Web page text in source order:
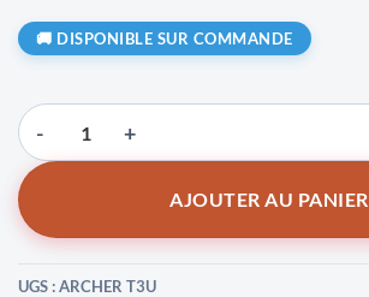
DISPONIBLE SUR COMMANDE
quantité de TP-LINK Archer T3U
AJOUTER AU PANIER
UGS :ARCHER T3U